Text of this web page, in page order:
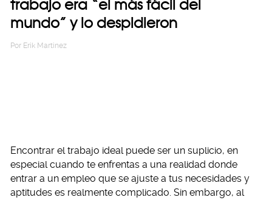
trabajo era “el más fácil del
mundo” y lo despidieron
Por Erik Martinez
Encontrar el trabajo ideal puede ser un suplicio, en
especial cuando te enfrentas a una realidad donde
entrar a un empleo que se ajuste a tus necesidades y
aptitudes es realmente complicado. Sin embargo, al